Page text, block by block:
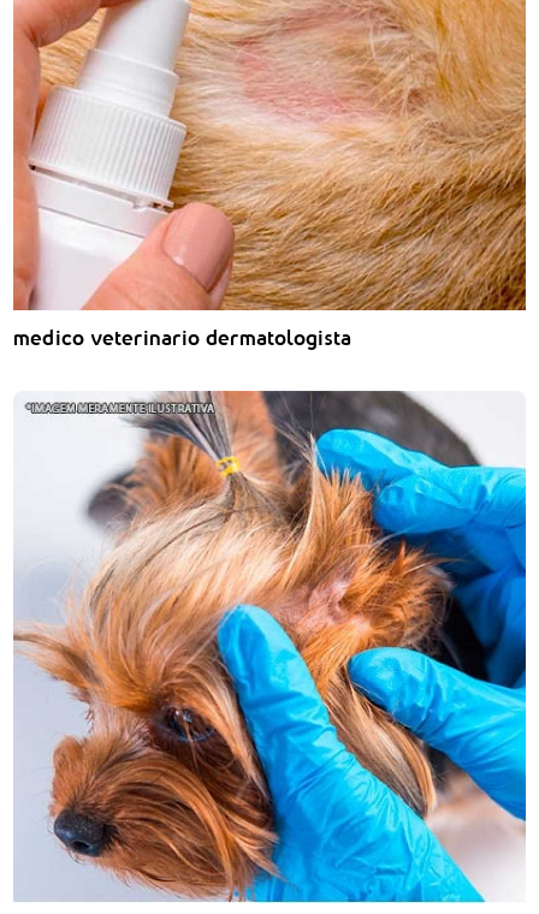
medico veterinario dermatologista